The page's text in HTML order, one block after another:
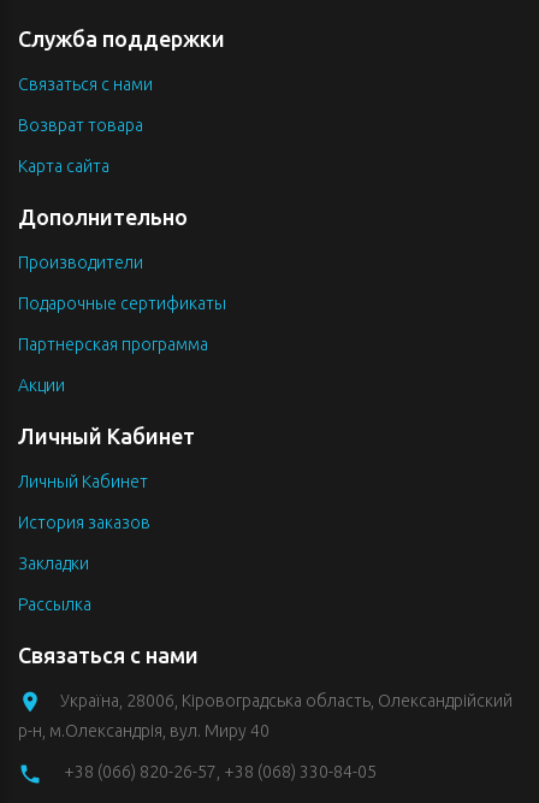
Служба поддержки
Связаться с нами
Возврат товара
Карта сайта
Дополнительно
Производители
Подарочные сертификаты
Партнерская программа
Акции
Личный Кабинет
Личный Кабинет
История заказов
Закладки
Рассылка
Связаться с нами
Україна, 28006, Кіровоградська область, Олександрійский
р-н, м.Олександрія, вул. Миру 40
+38 (066) 820-26-57, +38 (068) 330-84-05